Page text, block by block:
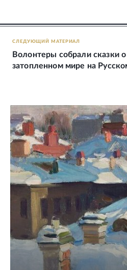
СЛЕДУЮЩИЙ МАТЕРИАЛ
Волонтеры собрали сказки о
затопленном мире на